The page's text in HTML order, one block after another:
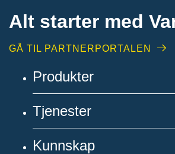
Alt starter med
GÅ TIL PARTNERPORTALEN
Produkter
Tjenester
Kunnskap